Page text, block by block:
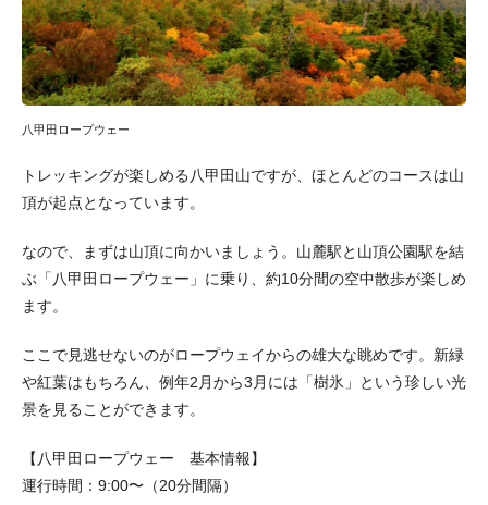
八甲田ロープウェー
トレッキングが楽しめる八甲田山ですが、ほとんどのコースは山
頂が起点となっています。
なので、まずは山頂に向かいましょう。山麓駅と山頂公園駅を結
ぶ「八甲田ロープウェー」に乗り、約10分間の空中散歩が楽しめ
ます。
ここで見逃せないのがロープウェイからの雄大な眺めです。新緑
や紅葉はもちろん、例年2月から3月には「樹氷」という珍しい光
景を見ることができます。
【八甲田ロープウェー 基本情報】
運行時間：9:00〜（20分間隔）